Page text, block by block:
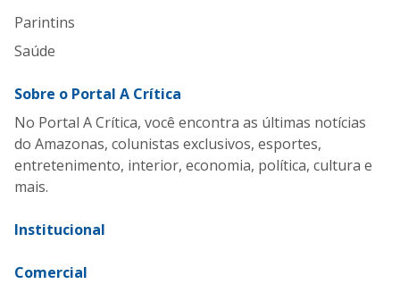
Parintins
Saúde
Sobre o Portal A Crítica
No Portal A Crítica, você encontra as últimas notícias
do Amazonas, colunistas exclusivos, esportes,
entretenimento, interior, economia, política, cultura e
mais.
Institucional
Comercial